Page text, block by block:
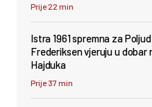
Prije 22 min
Istra 1961 spremna za
Frederiksen vjeruju u
Hajduka
Prije 37 min